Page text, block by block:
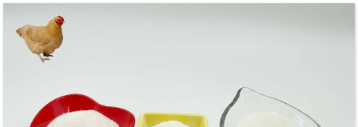
waa walxo caan ah oo loo isticmaalo caafimaadka lafaha iyo
lafaha.